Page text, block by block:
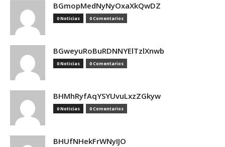
BGmopMedNyNyOxaXkQwDZ
0 Noticias 0 Comentarios
BGweyuRoBuRDNNYElTzlXnwb
0 Noticias 0 Comentarios
BHMhRyfAqYSYUvuLxzZGkyw
0 Noticias 0 Comentarios
BHUfNHekFrWNyIJO